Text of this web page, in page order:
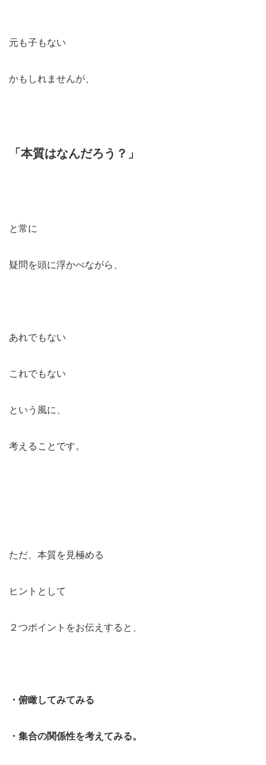
元も子もない
かもしれませんが、
「本質はなんだろう？」
と常に
疑問を頭に浮かべながら、
あれでもない
これでもない
という風に、
考えることです。
ただ、本質を見極める
ヒントとして
２つポイントをお伝えすると、
・俯瞰してみてみる
・集合の関係性を考えてみる。